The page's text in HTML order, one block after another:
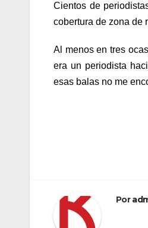
Cientos de
cobertura de zona de
Al menos en tres
era un periodista
esas balas no me
Por